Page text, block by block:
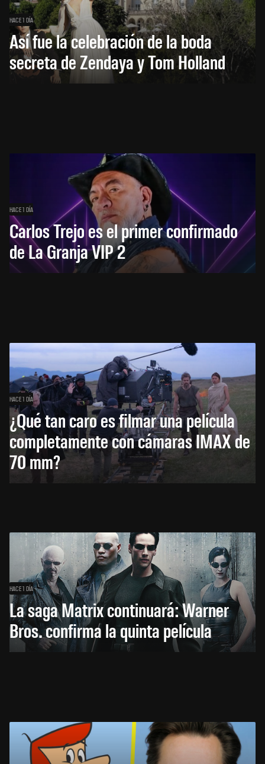
HACE 1 DÍA
Así fue la celebración de la boda
secreta de Zendaya y Tom Holland
HACE 1 DÍA
Carlos Trejo es el primer confirmado
de La Granja VIP 2
HACE 1 DÍA
¿Qué tan caro es filmar una película
completamente con cámaras IMAX de
70 mm?
HACE 1 DÍA
La saga Matrix continuará: Warner
Bros. confirma la quinta película